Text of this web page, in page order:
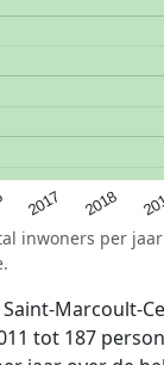
2017 2018
inwoners per
Marcoult-
tot 187